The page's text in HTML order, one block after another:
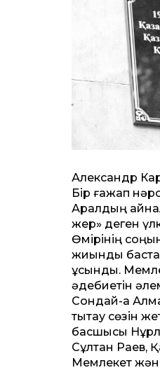
Александр
Бір ғажап
Аралдың
жер» деген
Өмірінің
жиынды
ұсынды.
әдебиетін
Сондай-ақ
тықтау сөзін
басшысы
Сұлтан Раев,
Мемлекет